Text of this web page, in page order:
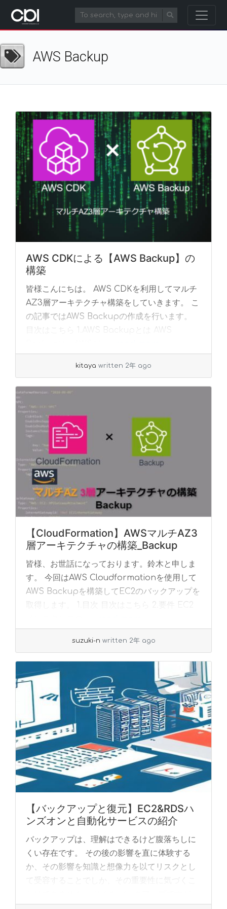
AWS Backup
AWS CDKによる【AWS Backup】の
構築
皆様こんにちは。 AWS CDKを利用してマルチ
AZ3層アーキテクチャ構築をしていきます。 こ
の記事ではAWS Backupの作成を行います。
目次はこちら 1.AWS Backupとは AWS
kitaya written 2年 ago
【CloudFormation】AWSマルチAZ3
層アーキテクチャの構築_Backup
皆様、お世話になっております。鈴木と申しま
す。 今回はAWS Cloudformationを使用して
AWS Backupを構築してEC2のバックアップを
取得します。 1.目次 目次はこちら 2.要件 EC2
suzuki-n written 2年 ago
【バックアップと復元】EC2&RDSハ
ンズオンと自動化サービスの紹介
バックアップは、理解はできるけど腹落ちしに
くい存在です。 その後の影響を直に体験する
か、その影響を知識と想像力を以てリスクとし
て受容することでしか、その重要性に気づくこ